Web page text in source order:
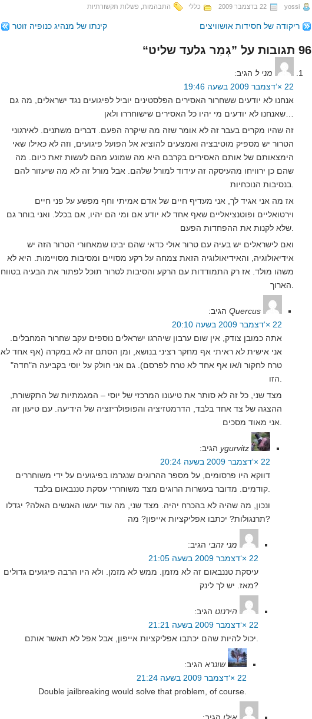
yossi 22 בדצמבר 2009 כללי התבהמות פשלות תקשורתיות
ריקודה של חסידות אושוויצים קינתו של מנהיג כנופיה זוטר
96 תגובות על ”גְמַר גלעד שליט“
מני ל הגיב:
22 ×‘דצמבר 2009 בשעה 19:46
אנחנו לא יודעים ששחרור האסירים הפלסטינים יוביל לפיגועים נגד ישראלים, מה גם
זה שהיו מקרים בעבר זה לא אומר שזה מה שיקרה הפעם. דברים משתנים. לאירגוני
הטרור יש מספיק מוטיבציה ואמצעים להוציא אל הפועל פיגועים, וזה לא כאילו שאי
הימצאותם של אותם האסירים בקרבם היא מה שמונע מהם לעשות זאת כיום. מה
שהם כן ירוויחו מהעיסקה זה עידוד למורל שלהם. אבל מורל זה לא מה שיעזור להם
אז מה אני אגיד לך, אני מעדיף חיים של אדם אמיתי וחף מפשע על פני חיים
וירטואליים ופוטנציאליים שאף אחד לא יודע אם ומי הם יהיו, אם בכלל. ואני בוחר גם
ואם לישראלים יש בעיה עם טרור אולי כדאי שהם יבינו שמאחורי הטרור הזה יש
אידיאולוגיה, והאידיאולוגיה הזאת צמחה על רקע מסויים ומסיבות מסויימות. היא לא
משהו מולד. אז רק התמודדות עם הרקע והסיבות לטרור תוכל לפתור את הבעיה בטווח
Quercus הגיב:
22 ×‘דצמבר 2009 בשעה 20:10
אתה כמובן צודק, אין שום ערבון שיהרגו ישראלים נוספים עקב שחרור המחבלים.
אני אישית לא ראיתי אף מחקר רציני בנושא, ומן הסתם זה לא במקרה (אף אחד לא
טרח לחקור ו/או אף אחד לא טרח לפרסם). גם אני חולק על יוסי בקביעה ה"חדה"
מצד שני, כל זה לא סותר את טיעונו המרכזי של יוסי – המגמתיות של התקשורת,
ההצגה של צד אחד בלבד, הדרמטזיציה והפופולריזציה של הידיעה. עם טיעון זה
ygurvitz הגיב:
22 ×‘דצמבר 2009 בשעה 20:24
דווקא היו פרסומים, על מספר ההרוגים שנגרמו בפיגועים על ידי משוחררים
ונכון, מה שהיה לא בהכרח יהיה. מצד שני, מה עוד יעשו האנשים האלה? יגדלו
תרנגולות? יכתבו אפליקציות אייפון? מה?
מני זהבי הגיב:
22 ×‘דצמבר 2009 בשעה 21:05
עיסקת טננבאום זה לא מזמן. ממש לא מזמן. ולא היו הרבה פיגועים גדולים
מאז. יש לך לינק?
הירנוט הגיב:
22 ×‘דצמבר 2009 בשעה 21:21
שונרא הגיב:
22 ×‘דצמבר 2009 בשעה 21:24
Double jailbreaking would solve that problem, of course.